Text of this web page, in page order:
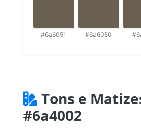
#6a6051 #6a6050
Tons e
#6a4002